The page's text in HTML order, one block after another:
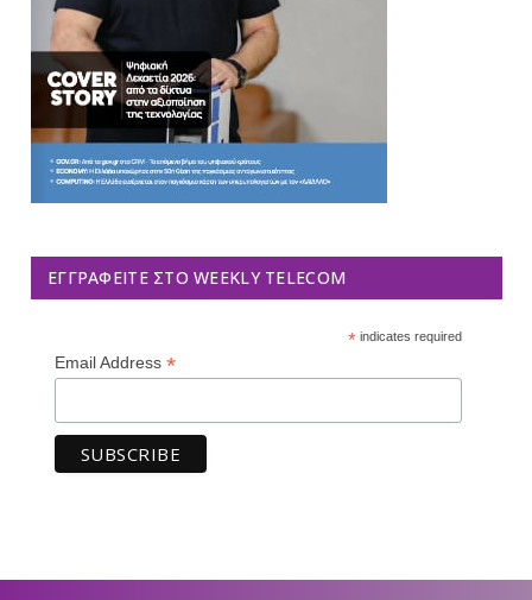
ΕΓΓΡΑΦΕΊΤΕ ΣΤΟ WEEKLY TELECOM
*indicates required
Email Address *